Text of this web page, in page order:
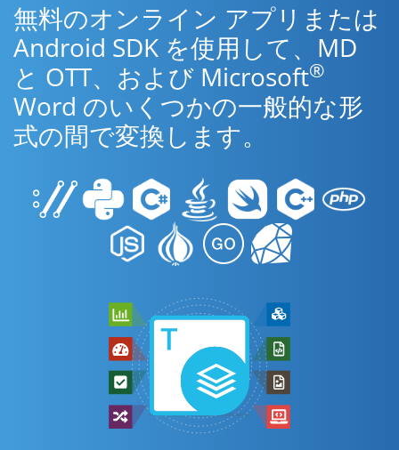
無料のオンライン アプリまたは
Android SDK を使用して、MD
と OTT、および Microsoft®
Word のいくつかの一般的な形
式の間で変換します。